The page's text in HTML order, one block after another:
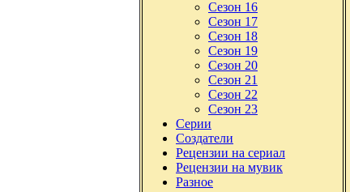
Сезон 16
Сезон 17
Сезон 18
Сезон 19
Сезон 20
Сезон 21
Сезон 22
Сезон 23
Серии
Создатели
Рецензии на сериал
Рецензии на мувик
Разное